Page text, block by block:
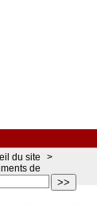
>>
du site
>
de